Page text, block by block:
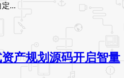
...
产规划源码开启智量